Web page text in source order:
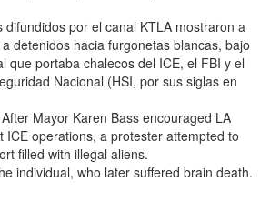
difundidos por el canal KTLA mostraron a
detenidos hacia furgonetas blancas, bajo
que portaba chalecos del ICE, el FBI y el
Nacional (HSI, por sus siglas en
Mayor Karen Bass encouraged LA
ICE operations, a protester attempted to
filled with illegal aliens.
individual, who later suffered brain death.